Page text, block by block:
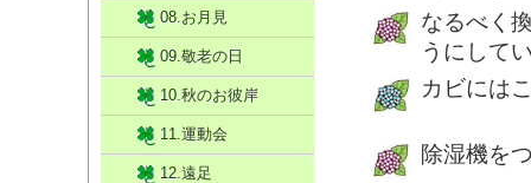
なるべく
うにして
カビには
除湿機を
08.お月見
09.敬老の日
10.秋のお彼岸
11.運動会
12.遠足